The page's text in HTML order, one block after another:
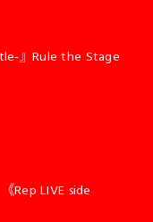
』Rule the Stage
Rep LIVE side